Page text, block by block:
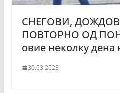
СНЕГОВИ,
ПОВТОРНО ОД
овие неколку дена
30.03.2023